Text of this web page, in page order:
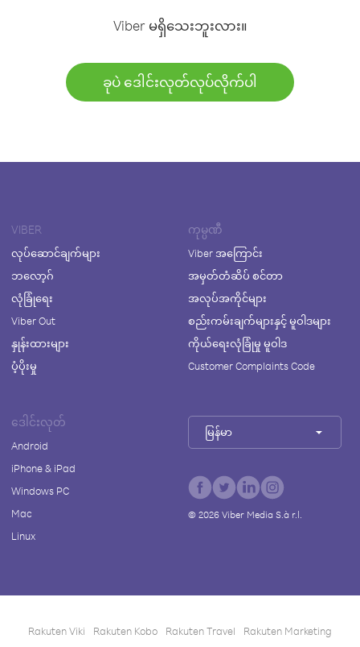
Viber မရှိသေးဘူးလား။
ခုပဲ ဒေါင်းလုတ်လုပ်လိုက်ပါ
VIBER
လုပ်ဆောင်ချက်များ
ဘလော့ဂ်
လုံခြုံရေး
Viber Out
နှုန်းထားများ
ပံ့ပိုးမှု
ကုမ္ပဏီ
Viber အကြောင်း
အမှတ်တံဆိပ် စင်တာ
အလုပ်အကိုင်များ
စည်းကမ်းချက်များနှင့် မူဝါဒများ
ကိုယ်ရေးလုံခြုံမှု မူဝါဒ
Customer Complaints Code
ဒေါင်းလုတ်
Android
iPhone & iPad
Windows PC
Mac
Linux
မြန်မာ
© 2026Viber Media S.à r.l.
Rakuten Viki Rakuten Kobo Rakuten Travel Rakuten Marketing